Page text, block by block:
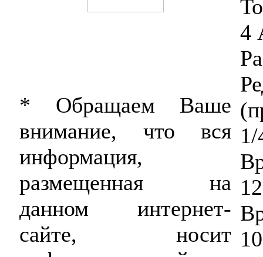
* Обращаем Ваше
внимание, что вся
информация,
размещенная на
данном интернет-
сайте, носит
4